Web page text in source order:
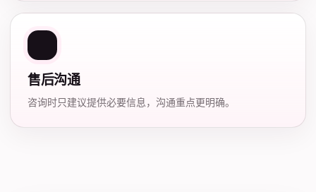
售后沟通
咨询时只建议提供必要信息，沟通重点更明确。